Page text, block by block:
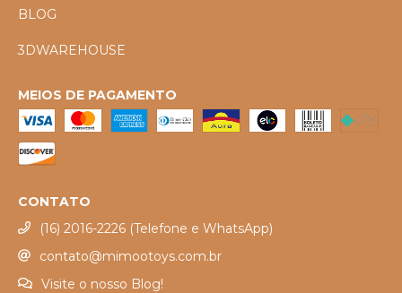
BLOG
3DWAREHOUSE
MEIOS DE PAGAMENTO
CONTATO
(16) 2016-2226 (Telefone e WhatsApp)
contato@mimootoys.com.br
Visite o nosso Blog!